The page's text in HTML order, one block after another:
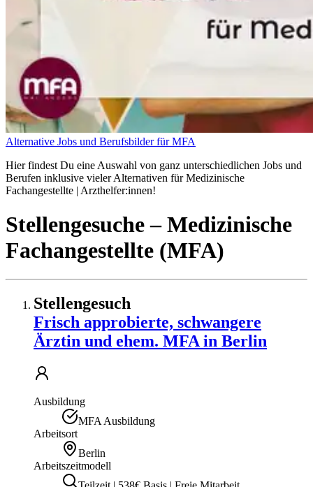
Alternative Jobs und Berufsbilder für MFA
Hier findest Du eine Auswahl von ganz unterschiedlichen Jobs und
Berufen inklusive vieler Alternativen für Medizinische
Fachangestellte | Arzthelfer:innen!
Stellengesuche– Medizinische
Fachangestellte (MFA)
Stellengesuch
Frisch approbierte, schwangere
Ärztin und ehem. MFA in Berlin
Ausbildung
MFA Ausbildung
Arbeitsort
Berlin
Arbeitszeitmodell